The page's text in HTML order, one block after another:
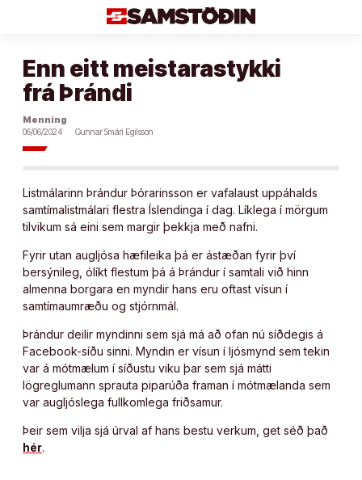
Enn eitt meistarastykki
frá Þrándi
Menning
06/06/2024
Gunnar Smári Egilsson
Listmálarinn Þrándur Þórarinsson er vafalaust uppáhalds
samtímalistmálari flestra Íslendinga í dag. Líklega í mörgum
tilvikum sá eini sem margir þekkja með nafni.
Fyrir utan augljósa hæfileika þá er ástæðan fyrir því
bersýnileg, ólíkt flestum þá á Þrándur í samtali við hinn
almenna borgara en myndir hans eru oftast vísun í
samtímaumræðu og stjórnmál.
Þrándur deilir myndinni sem sjá má að ofan nú síðdegis á
Facebook-síðu sinni. Myndin er vísun í ljósmynd sem tekin
var á mótmælum í síðustu viku þar sem sjá mátti
lögreglumann sprauta piparúða framan í mótmælanda sem
var augljóslega fullkomlega friðsamur.
Þeir sem vilja sjá úrval af hans bestu verkum, get séð það
hér.